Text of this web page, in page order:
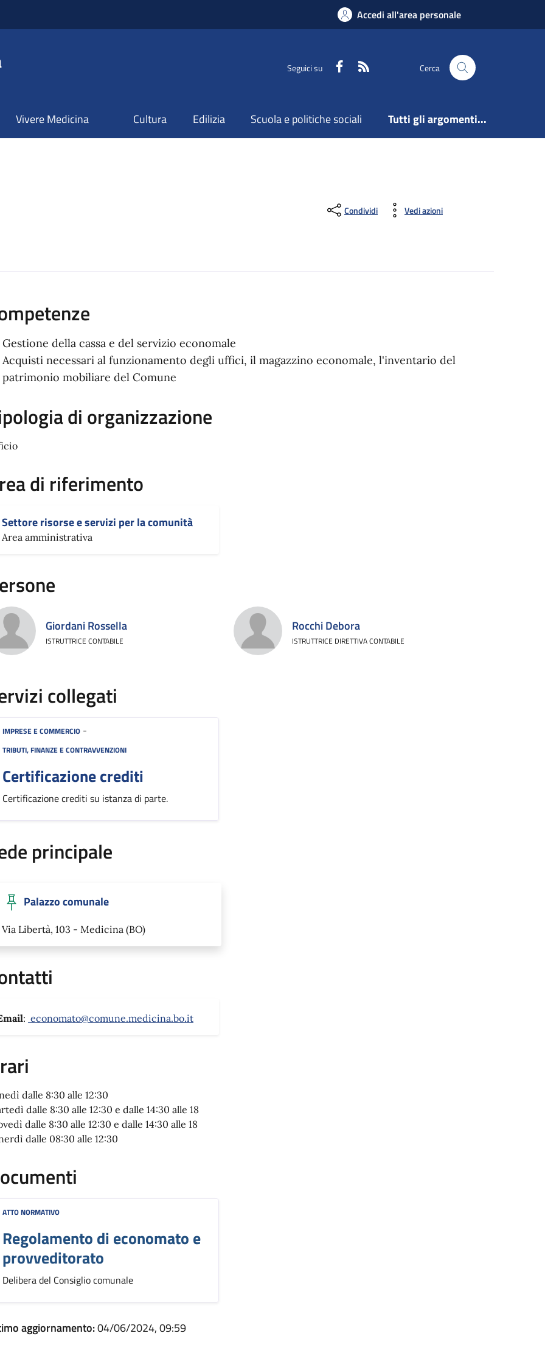
Accedi all'area personale
Seguici su Facebook Cerca
Vivere Medicina Cultura Edilizia Scuola e politiche sociali Tutti gli argomenti...
Condividi Vedi azioni
Gestione della cassa e del servizio economale
Acquisti necessari al funzionamento degli uffici, il magazzino economale, l'inventario del
patrimonio mobiliare del Comune
di organizzazione
di riferimento
Settore risorse e servizi per la comunità
Area amministrativa
Giordani Rossella
ISTRUTTRICE CONTABILE
Rocchi Debora
ISTRUTTRICE DIRETTIVA CONTABILE
collegati
IMPRESE E COMMERCIO -
TRIBUTI, FINANZE E CONTRAVVENZIONI
Certificazione crediti
Certificazione crediti su istanza di parte.
principale
Palazzo comunale
Via Libertà, 103 - Medicina (BO)
: economato@comune.medicina.bo.it
dalle 8:30 alle 12:30
dalle 8:30 alle 12:30 e dalle 14:30 alle 18
dalle 8:30 alle 12:30 e dalle 14:30 alle 18
dalle 08:30 alle 12:30
ATTO NORMATIVO
Regolamento di economato e
provveditorato
Delibera del Consiglio comunale
aggiornamento:04/06/2024, 09:59